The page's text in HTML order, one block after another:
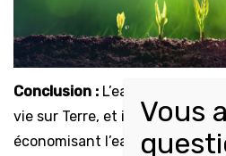
Conclusion : L’eau est une
vie sur Terre, et il est de notre
économisant l’eau, nous